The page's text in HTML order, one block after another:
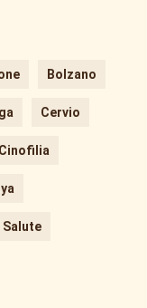
Bolzano
Cervio
Cinofilia
Salute